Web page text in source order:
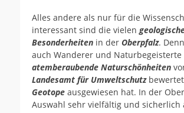
Alles andere als nur für die
interessant sind die vielen
Besonderheiten in der Oberpfalz.
auch Wanderer und Naturbegeisterte
atemberaubende Naturschönheiten
Landesamt für Umweltschutz
Geotope ausgewiesen hat. In der
Auswahl sehr vielfältig und sicherlich